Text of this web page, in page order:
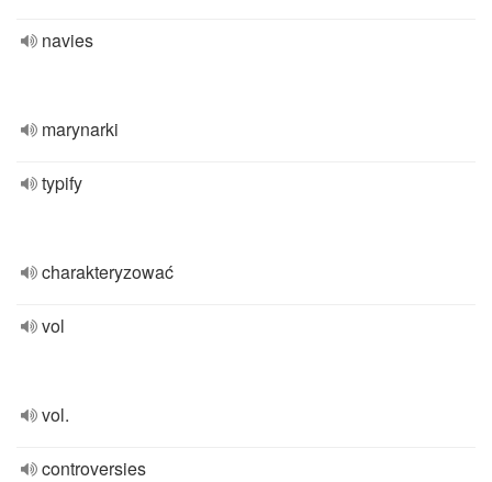
navies
marynarki
typify
charakteryzować
vol
vol.
controversies